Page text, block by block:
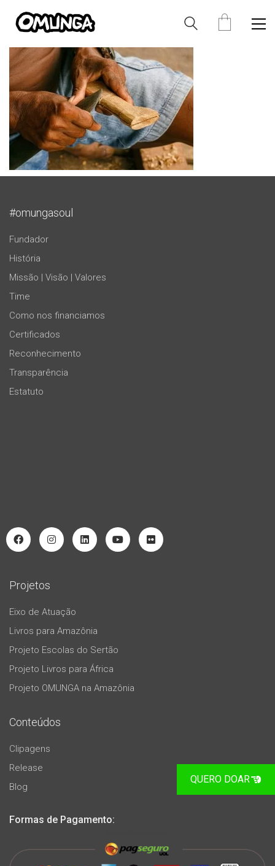
#omungasoul
Fundador
História
Missão | Visão | Valores
Time
Como nos financiamos
Certificados
Reconhecimento
Transparência
Estatuto
Projetos
Eixo de Atuação
Livros para Amazônia
Projeto Escolas do Sertão
Projeto Livros para África
Projeto OMUNGA na Amazônia
Conteúdos
Clipagens
Release
Blog
Formas de Pagamento:
QUERO DOAR